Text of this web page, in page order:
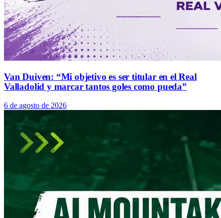
Van Duiven: “Mi objetivo es ser titular en el Real
Valladolid y marcar tantos goles como pueda”
6 de agosto de 2026